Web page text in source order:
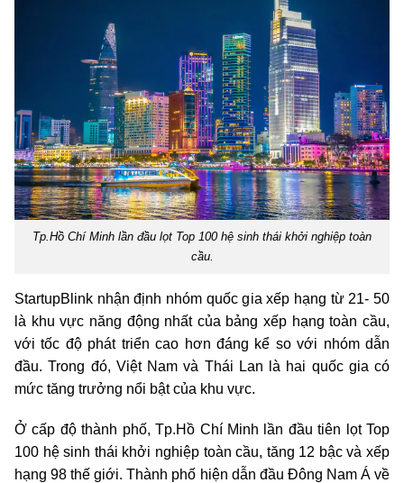
Tp.Hồ Chí Minh lần đầu lọt Top 100 hệ sinh thái khởi nghiệp toàn
cầu.
StartupBlink nhận định nhóm quốc gia xếp hạng từ 21- 50
là khu vực năng động nhất của bảng xếp hạng toàn cầu,
với tốc độ phát triển cao hơn đáng kể so với nhóm dẫn
đầu. Trong đó, Việt Nam và Thái Lan là hai quốc gia có
mức tăng trưởng nổi bật của khu vực.
Ở cấp độ thành phố, Tp.Hồ Chí Minh lần đầu tiên lọt Top
100 hệ sinh thái khởi nghiệp toàn cầu, tăng 12 bậc và xếp
hạng 98 thế giới. Thành phố hiện dẫn đầu Đông Nam Á về